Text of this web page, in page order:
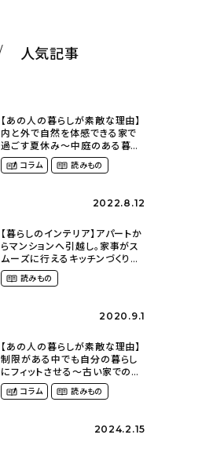
人気記事
【あの人の暮らしが素敵な理由】
内と外で自然を体感できる家で
過ごす夏休み〜中庭のある暮ら
し（yume_2700さん）
コラム 読みもの
2022.8.12
【暮らしのインテリア】アパートか
らマンションへ引越し。家事がス
ムーズに行えるキッチンづくり〜
２LDKの賃貸暮らし
（mari_ppe_さん）
読みもの
2020.9.1
【あの人の暮らしが素敵な理由】
制限がある中でも自分の暮らし
にフィットさせる〜古い家での暮
らしを楽しむ（idasanchiさん）
コラム 読みもの
2024.2.15